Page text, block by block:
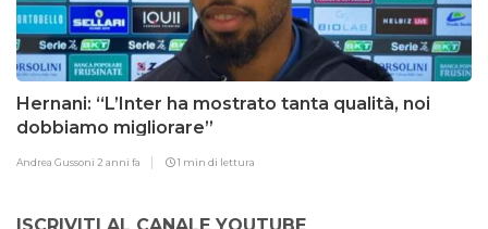
Hernani: “L’Inter ha mostrato tanta qualità, noi
dobbiamo migliorare”
Andrea Gussoni 2 anni fa 1 min di lettura